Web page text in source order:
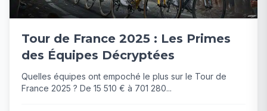
Tour de France 2025 : Les Primes
des Équipes Décryptées
Quelles équipes ont empoché le plus sur le Tour de
France 2025 ? De 15 510 € à 701 280...